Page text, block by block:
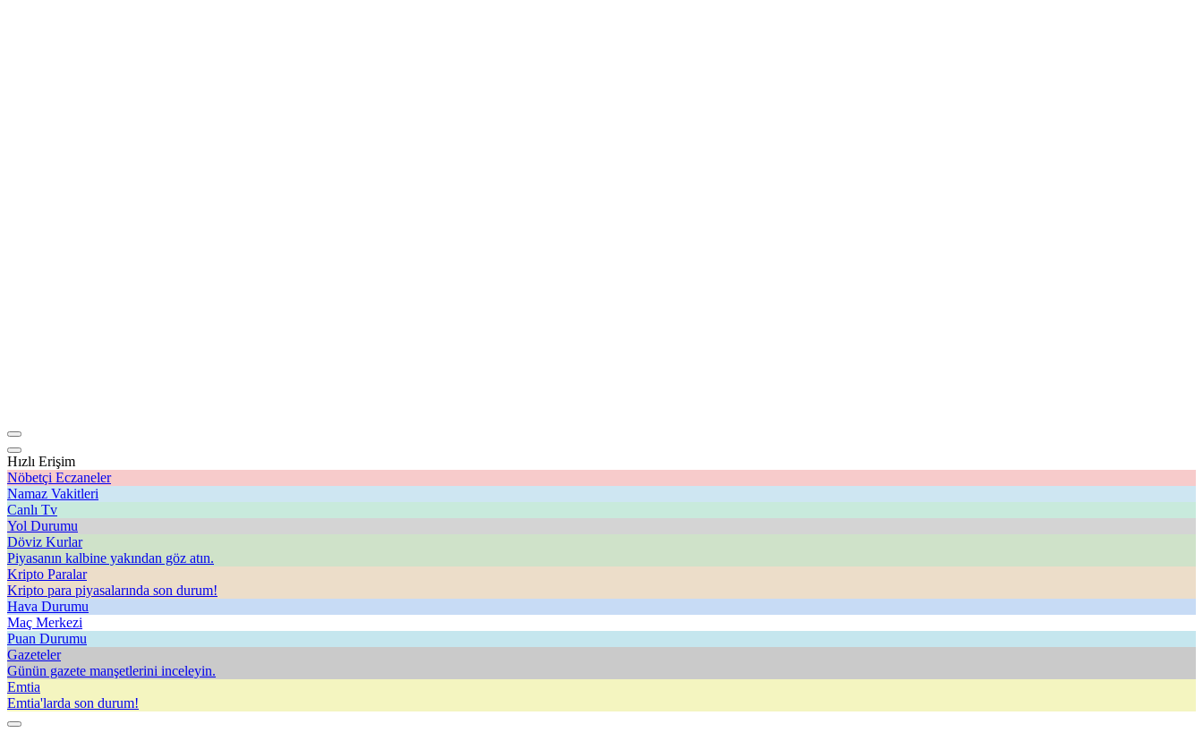
Hızlı Erişim
Nöbetçi Eczaneler
Namaz Vakitleri
Canlı Tv
Yol Durumu
Döviz Kurlar
Piyasanın kalbine yakından göz atın.
Kripto Paralar
Kripto para piyasalarında son durum!
Hava Durumu
Maç Merkezi
Puan Durumu
Gazeteler
Günün gazete manşetlerini inceleyin.
Emtia
Emtia'larda son durum!